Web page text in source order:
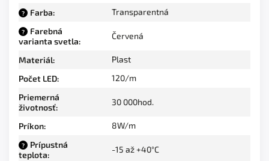
? Farba: Transparentná
?
Farebná
varianta svetla:
Červená
Materiál:
Plast
Počet LED:
120/m
Priemerná
životnosť:
30 000hod.
Príkon: 8W/m
?
Prípustná
teplota:
-15 až +40°C